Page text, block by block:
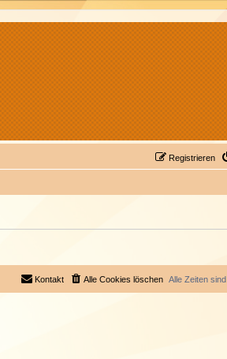
Registrieren
Alle Zeiten sind
Alle Cookies löschen
Kontakt